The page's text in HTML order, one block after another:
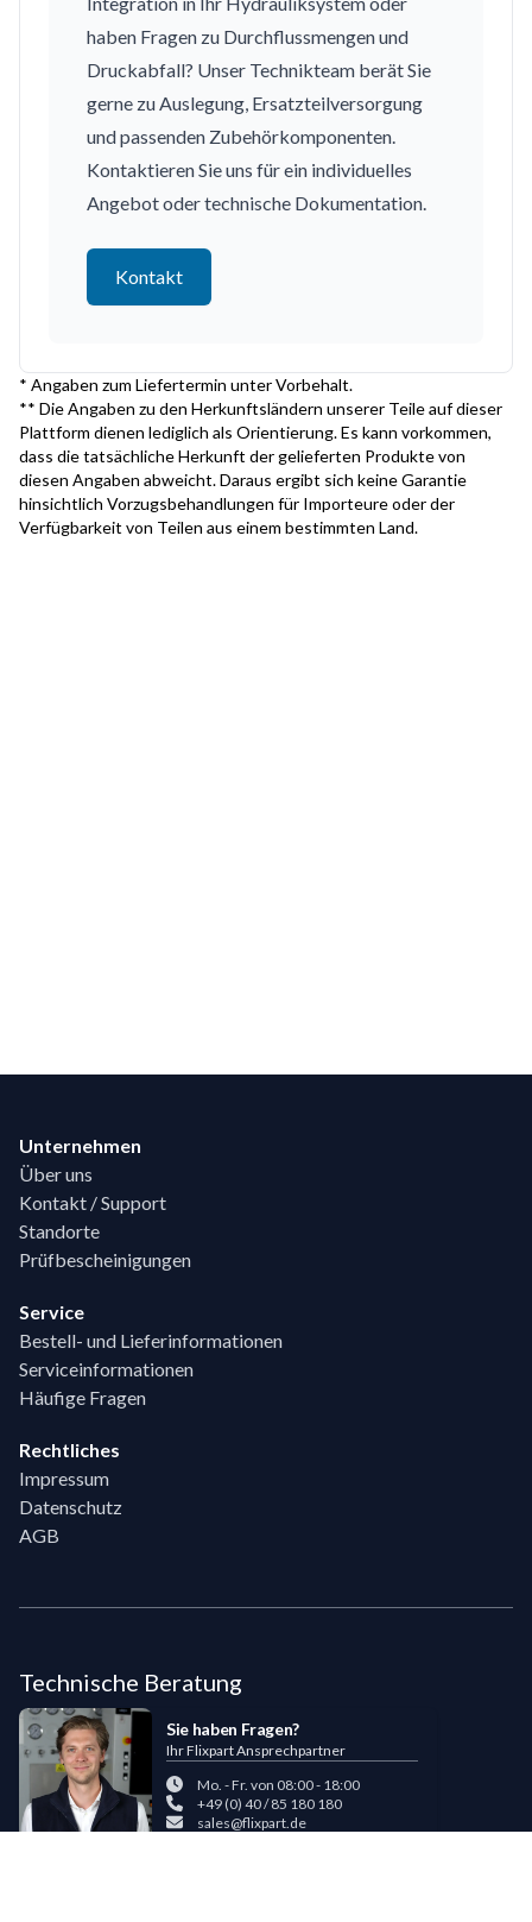
haben Fragen zu Durchflussmengen und
Druckabfall? Unser Technikteam berät Sie
gerne zu Auslegung, Ersatzteilversorgung
und passenden Zubehörkomponenten.
Kontaktieren Sie uns für ein individuelles
Angebot oder technische Dokumentation.
Kontakt
* Angaben zum Liefertermin unter Vorbehalt.
** Die Angaben zu den Herkunftsländern unserer Teile auf dieser
Plattform dienen lediglich als Orientierung. Es kann vorkommen,
dass die tatsächliche Herkunft der gelieferten Produkte von
diesen Angaben abweicht. Daraus ergibt sich keine Garantie
hinsichtlich Vorzugsbehandlungen für Importeure oder der
Verfügbarkeit von Teilen aus einem bestimmten Land.
Unternehmen
Über uns
Kontakt / Support
Standorte
Prüfbescheinigungen
Service
Bestell- und Lieferinformationen
Serviceinformationen
Häufige Fragen
Rechtliches
Impressum
Datenschutz
AGB
Technische Beratung
Sie haben Fragen?
Ihr Flixpart Ansprechpartner
Mo. - Fr. von 08:00 - 18:00
+49 (0) 40 / 85 180 180
sales@flixpart.de